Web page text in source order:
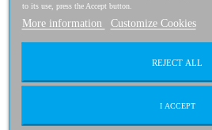
Les Noms de famille et leurs secrets
to its use, press the Accept button.
More information Customize Cookies
REJECT ALL
I ACCEPT